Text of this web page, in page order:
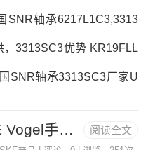
价格,3313SC3采
SNR轴承6217L1C3,3313
，3313SC3优势 KR19FLL
SNR轴承3313SC3厂家U
USPE211NATR10LL/3AS
阅读全文
P4BE215-SRB-SRE Vogel手动润滑 LINCOLN 223-14244-7